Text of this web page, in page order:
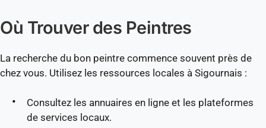
Où Trouver des Peintres
La recherche du bon peintre commence souvent près de
chez vous. Utilisez les ressources locales à Sigournais :
Consultez les annuaires en ligne et les plateformes
de services locaux.